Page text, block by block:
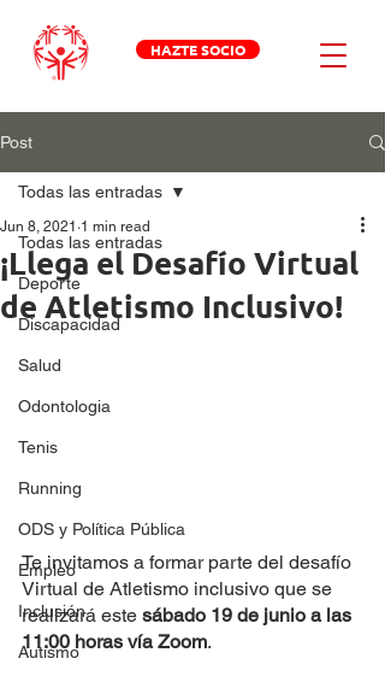
HAZTE SOCIO
Post
Todas las entradas
Deporte
Discapacidad
Salud
Odontologia
Tenis
Running
ODS y Política Pública
Empleo
Inclusión
Autismo
Todas las entradas
¡Llega el Desafío Virtual
de Atletismo Inclusivo!
Jun 8, 2021 1 min read
Te invitamos a formar parte del desafío
Virtual de Atletismo inclusivo que se
realizará este sábado 19 de junio a las
11:00 horas vía Zoom.